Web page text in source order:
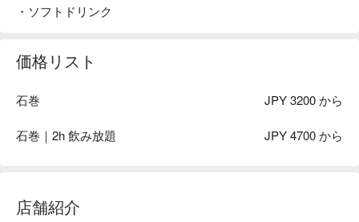
・ソフトドリンク
価格リスト
石巻 JPY 3200 から
石巻｜2h 飲み放題 JPY 4700 から
店舗紹介